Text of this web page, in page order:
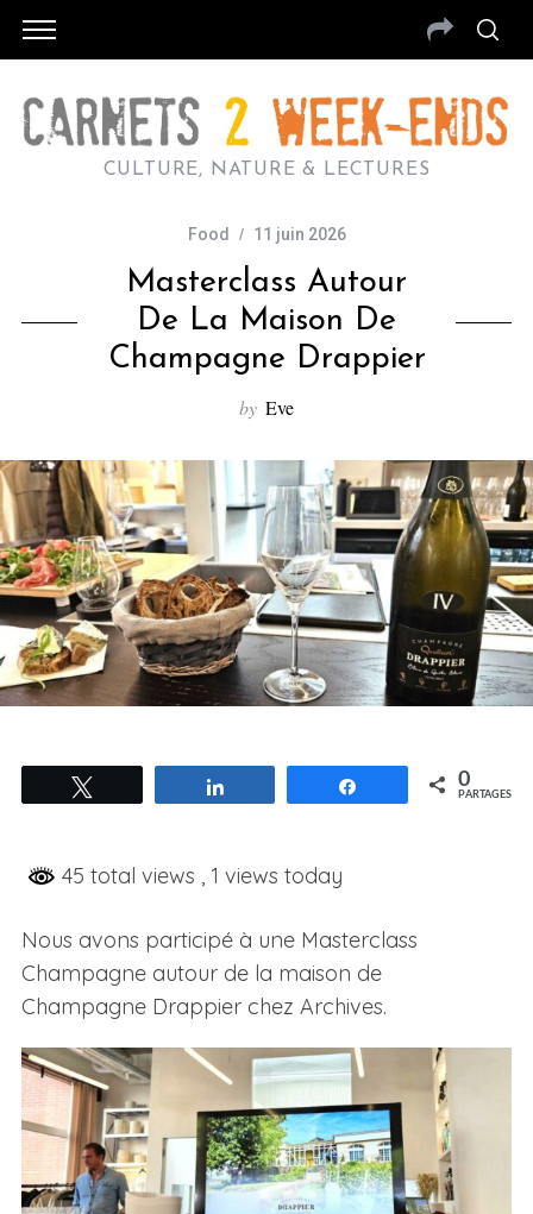
CULTURE, NATURE & LECTURES
Food 11 juin 2026
Masterclass Autour
De La Maison De
Champagne Drappier
by Eve
Partagez 0
PARTAGES
45 total views , 1 views today
Nous avons participé à une Masterclass
Champagne autour de la maison de
Champagne Drappier chez Archives.